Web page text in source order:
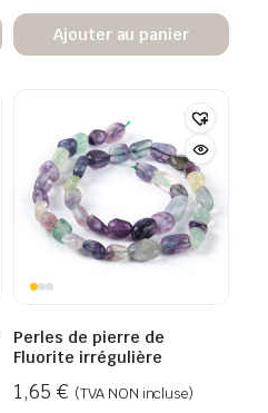
Ajouter au panier
Perles de pierre de
Fluorite irrégulière
1,65 € (TVA NON incluse)